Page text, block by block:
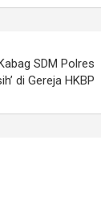
SDM Polres
di Gereja HKBP